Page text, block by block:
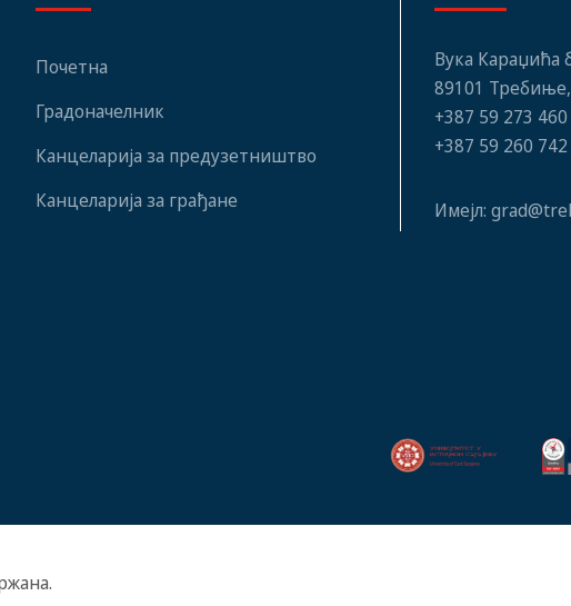
Почетна
Градоначелник
Канцеларија за предузетништво
Канцеларија за грађане
Вука Караџића
89101
+387 59 273 460
+387 59 260 742
Имејл: